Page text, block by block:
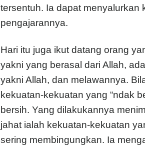
tersentuh. Ia dapat
pengajarannya.
Hari itu juga ikut datang orang
yakni yang berasal dari Allah,
yakni Allah, dan melawannya.
kekuatan-kekuatan yang “ndak
bersih. Yang dilakukannya
jahat ialah kekuatan-kekuatan
sering membingungkan. Ia